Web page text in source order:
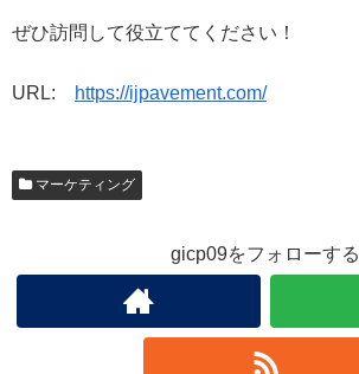
ぜひ訪問して役立ててください！
URL: https://ijpavement.com/
マーケティング
gicp09をフォローする